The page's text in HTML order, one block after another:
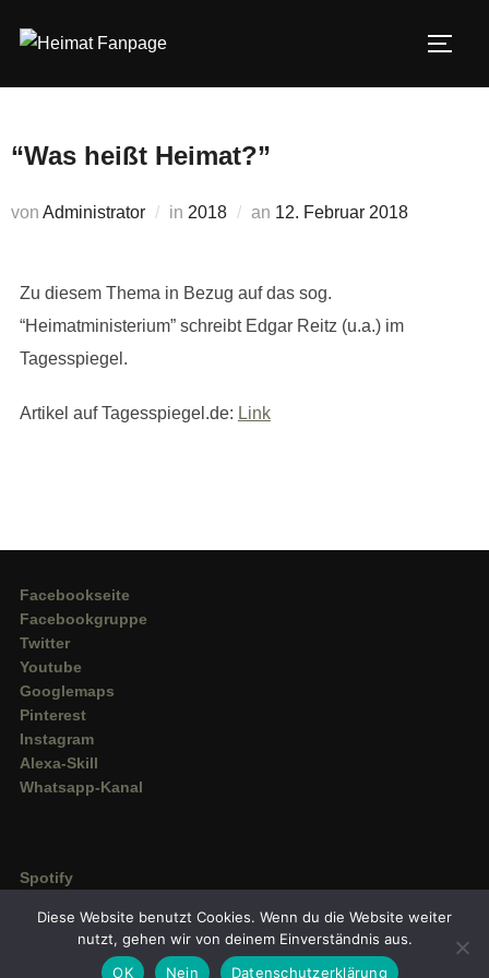
Inhalt
“Was heißt Heimat?”
von Administrator in 2018 an Veröffentlicht
12. Februar 2018
Zu diesem Thema in Bezug auf das sog.
“Heimatministerium” schreibt Edgar Reitz (u.a.) im
Tagesspiegel.
Artikel auf Tagesspiegel.de: Link
Facebookseite
Facebookgruppe
Twitter
Youtube
Googlemaps
Pinterest
Instagram
Alexa-Skill
Whatsapp-Kanal
Spotify
Amazon Music
Diese Website benutzt Cookies. Wenn du die Website weiter
nutzt, gehen wir von deinem Einverständnis aus.
OK
Nein Datenschutzerklärung